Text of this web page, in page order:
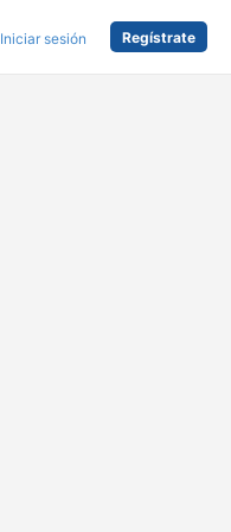
Iniciar sesión Regístrate